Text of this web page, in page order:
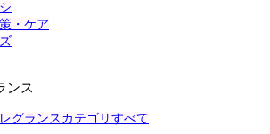
・ケア
ンス
グランスカテゴリすべて